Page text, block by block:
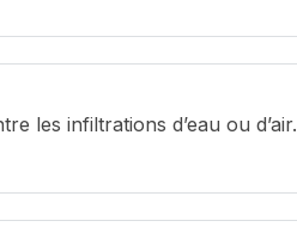
les infiltrations d’eau ou d’air.